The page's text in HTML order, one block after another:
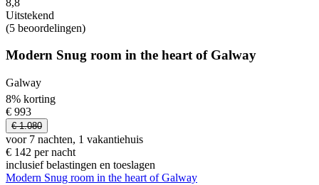
Uitstekend
(5 beoordelingen)
Modern Snug room in the heart of Galway
Galway
8% korting
€ 993
€ 1.080
voor 7 nachten, 1 vakantiehuis
€ 142 per nacht
inclusief belastingen en toeslagen
Modern Snug room in the heart of Galway